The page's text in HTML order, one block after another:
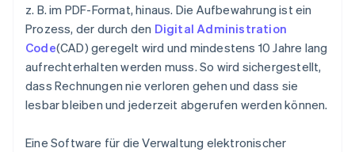
z. B. im PDF-Format, hinaus. Die Aufbewahrung ist ein
Prozess, der durch den Digital Administration
Code(CAD) geregelt wird und mindestens 10 Jahre lang
aufrechterhalten werden muss. So wird sichergestellt,
dass Rechnungen nie verloren gehen und dass sie
lesbar bleiben und jederzeit abgerufen werden können.
Eine Software für die Verwaltung elektronischer